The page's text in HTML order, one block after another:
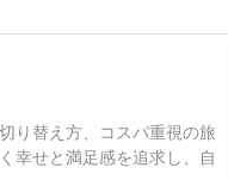
り替え方、コスパ重視の旅
幸せと満足感を追求し、自